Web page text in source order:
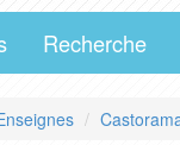
Recherche